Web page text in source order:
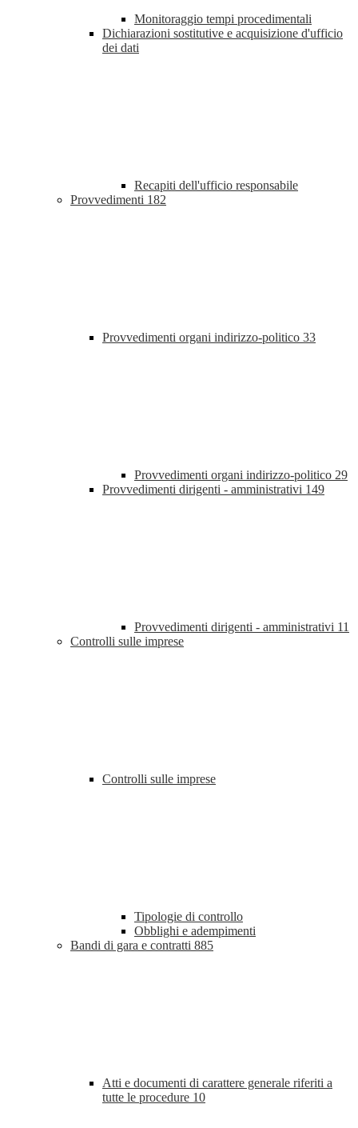
Monitoraggio tempi procedimentali
Dichiarazioni sostitutive e acquisizione d'ufficio
dei dati
Recapiti dell'ufficio responsabile
Provvedimenti 182
Provvedimenti organi indirizzo-politico 33
Provvedimenti organi indirizzo-politico 29
Provvedimenti dirigenti - amministrativi 149
Provvedimenti dirigenti - amministrativi 11
Controlli sulle imprese
Controlli sulle imprese
Tipologie di controllo
Obblighi e adempimenti
Bandi di gara e contratti 885
Atti e documenti di carattere generale riferiti a
tutte le procedure 10